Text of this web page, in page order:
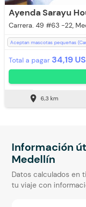
Ayenda Sarayu
Carrera. 49 #63 -22,
Aceptan mascotas pequeñas
Total a pagar 34,19
location_on 6,3 km
Información
Medellín
Datos calculados en
tu viaje con